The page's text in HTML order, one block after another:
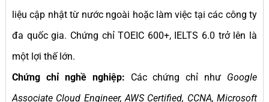
liệu cập nhật từ nước ngoài hoặc làm việc tại các công ty
đa quốc gia. Chứng chỉ TOEIC 600+, IELTS 6.0 trở lên là
một lợi thế lớn.
Chứng chỉ nghề nghiệp: Các chứng chỉ như Google
Associate Cloud Engineer, AWS Certified, CCNA, Microsoft